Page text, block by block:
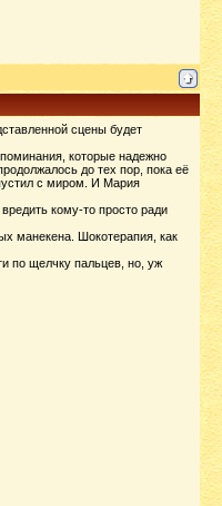
сцены будет
которые надежно
до тех пор, пока её
с миром. И Мария
кому-то просто ради
манекена. Шокотерапия, как
по щелчку пальцев, но, уж